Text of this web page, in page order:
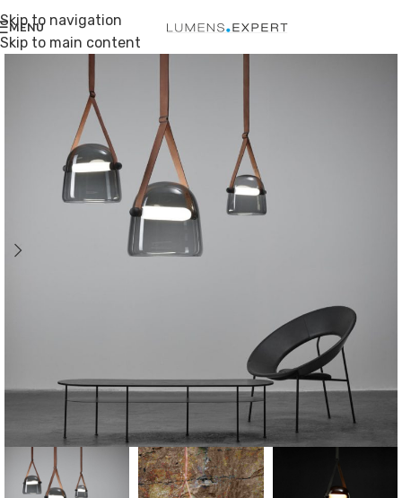
Skip to navigation
Skip to main content
MENU